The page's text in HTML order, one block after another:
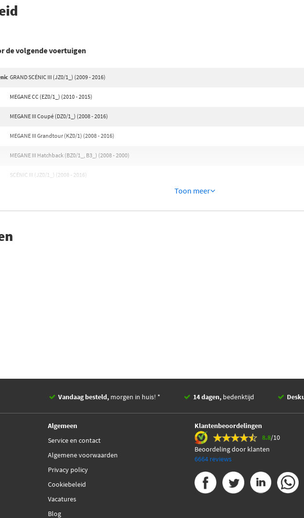
de volgende voertuigen
GRAND SCÉNIC III (JZ0/1_) (2009 - 2016)
MEGANE CC (EZ0/1_) (2010 - 2015)
MEGANE III Coupé (DZ0/1_) (2008 - 2016)
MEGANE III Grandtour (KZ0/1) (2008 - 2016)
MEGANE III Hatchback (BZ0/1_, B3_) (2008 - 2000)
SCÉNIC III (JZ0/1_) (2008 - 2016)
Toon meer
Vandaag besteld, morgen in huis! * 14 dagen, bedenktijd
Algemeen
Service en contact
Algemene voorwaarden
Privacy policy
Cookiebeleid
Vacatures
Blog
Klantenbeoordelingen
8.8/10
Beoordeling door klanten
6664 reviews